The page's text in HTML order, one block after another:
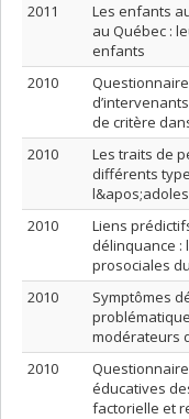
2011
Les enfants
au Québec :
enfants
2010
de critère
2010
Les traits de
différents
2010
Liens
délinquance :
prosociales
2010
Symptômes
modérateurs
2010
éducatives
factorielle et